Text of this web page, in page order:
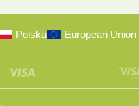
Polska European Union